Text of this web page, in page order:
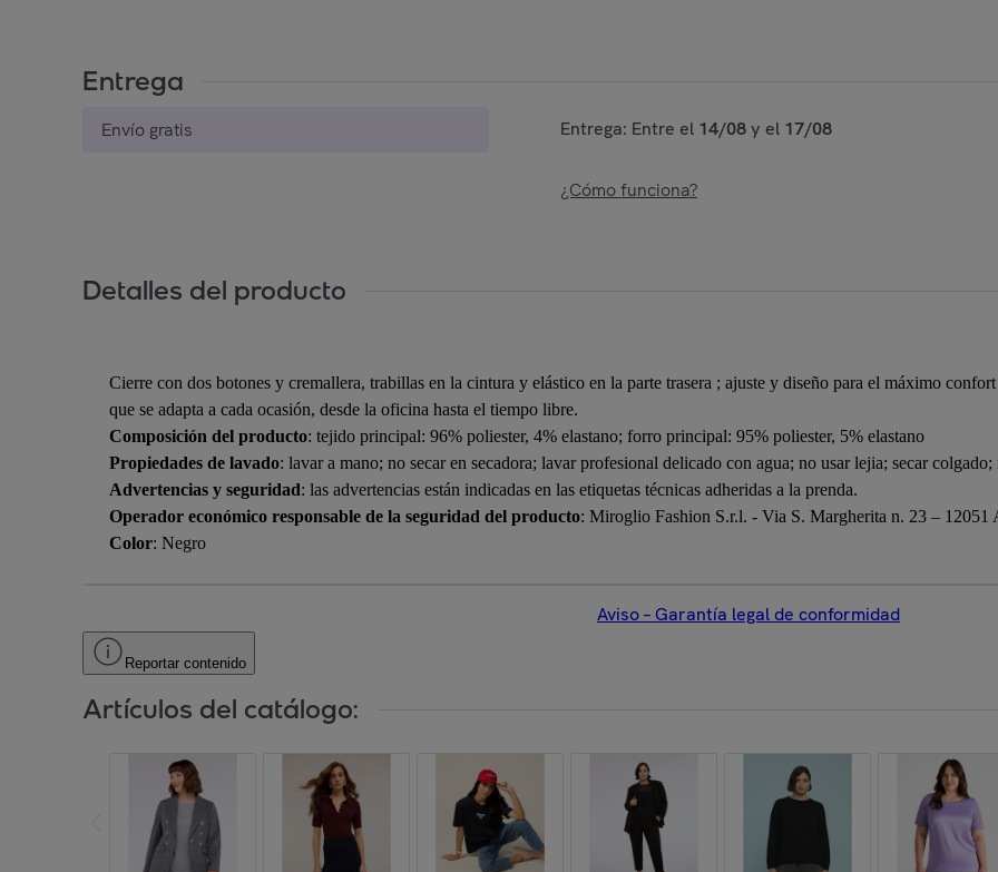
Entrega
Envío gratis Entrega: Entre el 14/08y el 17/08
¿Cómo funciona?
Detalles del producto
Cierre con dos botones y cremallera, trabillas en la cintura y elástico en la parte trasera ; ajuste y diseño para el máximo
que se adapta a cada ocasión, desde la oficina hasta el tiempo libre.
Composición del producto: tejido principal: 96% poliester, 4% elastano; forro principal: 95% poliester, 5% elastano
Propiedades de lavado: lavar a mano; no secar en secadora; lavar profesional delicado con agua; no usar lejia; secar
Advertencias y seguridad: las advertencias están indicadas en las etiquetas técnicas adheridas a la prenda.
Operador económico responsable de la seguridad del producto: Miroglio Fashion S.r.l. - Via S. Margherita n. 23 – 12051
Color: Negro
Aviso – Garantía legal de conformidad
Reportar contenido
Artículos del catálogo: